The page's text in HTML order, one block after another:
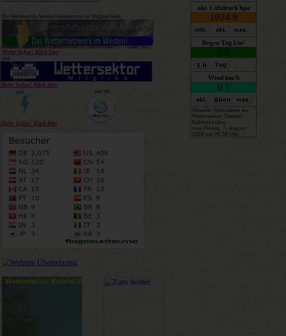
Die Wetterstation Nettetal-Kaldenkirchen ist Mitglied beim:
Mehr Infos! Klick hier
und:
Mehr Infos! Klick hier
und:
Mehr Infos! Klick hier
und bei: